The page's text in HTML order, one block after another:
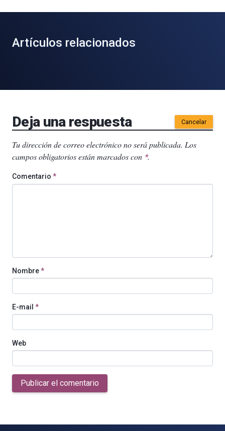
Artículos relacionados
Deja una respuesta Cancelar
Tu dirección de correo electrónico no será publicada. Los
campos obligatorios están marcados con *.
Comentario *
Nombre*
E-mail *
Web
Publicar el comentario